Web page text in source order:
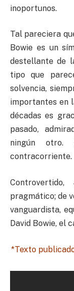
inoportunos.
Tal pareciera
Bowie es un
destellante de
tipo que
solvencia,
importantes en
décadas es
pasado,
ningún otro.
contracorriente.
pragmático; de
vanguardista,
David Bowie, el
*Texto